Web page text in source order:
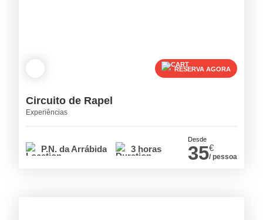
RESERVA AGORA
Circuito de Rapel
Experiências
P.N. da Arrábida 3 horas
Desde
35€
/ pessoa